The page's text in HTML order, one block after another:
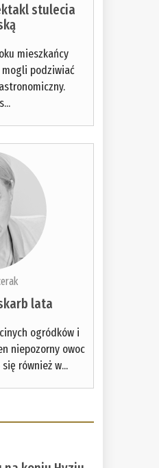
stulecia
mieszkańcy
podziwiać
lata
ogródków i
niepozorny owoc
również w...